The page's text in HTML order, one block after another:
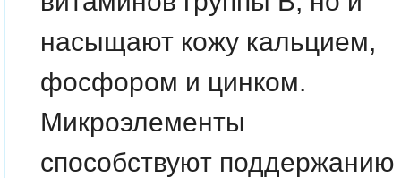
насыщают кожу кальцием,
фосфором и цинком.
Микроэлементы
способствуют поддержанию